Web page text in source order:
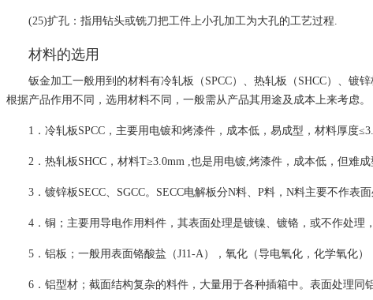
(25)扩孔：指用钻头或铣刀把工件上小孔加工为大孔的工艺过程.
材料的选用
钣金加工一般用到的材料有冷轧板（SPCC）、热轧板（SHCC）、镀
根据产品作用不同，选用材料不同，一般需从产品其用途及成本上来考虑。
1．冷轧板SPCC，主要用电镀和烤漆件，成本低，易成型，材料厚度
2．热轧板SHCC，材料T≥3.0mm ,也是用电镀,烤漆件，成本低，但难成
3．镀锌板SECC、SGCC。SECC电解板分N料、P料，N料主要不作表
4．铜；主要用导电作用料件，其表面处理是镀镍、镀铬，或不作处理
5．铝板；一般用表面铬酸盐（J11-A），氧化（导电氧化，化学氧化）
6．铝型材；截面结构复杂的料件，大量用于各种插箱中。表面处理同铝